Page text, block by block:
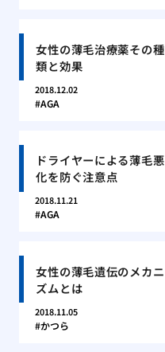
女性の薄毛治療薬その種
類と効果
2018.12.02
AGA
ドライヤーによる薄毛悪
化を防ぐ注意点
2018.11.21
AGA
女性の薄毛遺伝のメカニ
ズムとは
2018.11.05
かつら